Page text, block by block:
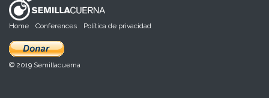
Home Conferences Política de privacidad
© 2019 Semillacuerna